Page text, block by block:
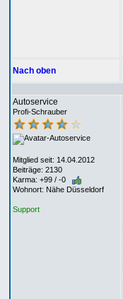
Nach oben
Autoservice
Profi-Schrauber
Mitglied seit: 14.04.2012
Beiträge: 2130
Karma: +99 / -0
Wohnort: Nähe Düsseldorf
Support